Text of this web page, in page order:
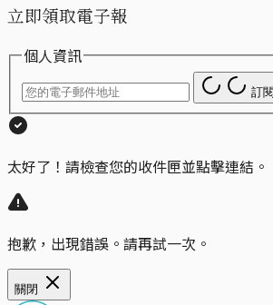
立即領取電子報
個人資訊
訂
太好了！請檢查您的收件匣並點擊連結。
抱歉，出現錯誤。請再試一次。
關閉